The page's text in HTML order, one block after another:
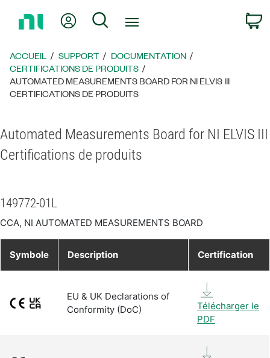
page
d’accueil
Mon compteRechercher
ACCUEIL SUPPORT
DOCUMENTATION
CERTIFICATIONS DE PRODUITS
AUTOMATED MEASUREMENTS BOARD FOR NI ELVIS III
CERTIFICATIONS DE PRODUITS
Automated Measurements Board for NI ELVIS III
Certifications de produits
149772-01L
CCA, NI AUTOMATED MEASUREMENTS BOARD
Symbole Description Certification
EU & UK Declarations of
Conformity (DoC)
Télécharger le
PDF